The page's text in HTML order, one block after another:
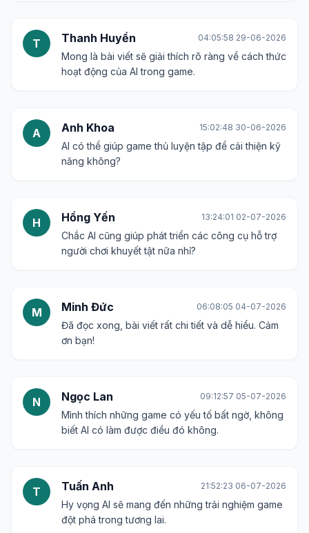
T Thanh Huyền 04:05:58 29-06-2026
Mong là bài viết sẽ giải thích rõ ràng về cách thức
hoạt động của AI trong game.
A Anh Khoa 15:02:48 30-06-2026
AI có thể giúp game thủ luyện tập để cải thiện kỹ
năng không?
H Hồng Yến 13:24:01 02-07-2026
Chắc AI cũng giúp phát triển các công cụ hỗ trợ
người chơi khuyết tật nữa nhỉ?
M Minh Đức 06:08:05 04-07-2026
Đã đọc xong, bài viết rất chi tiết và dễ hiểu. Cảm
ơn bạn!
N Ngọc Lan 09:12:57 05-07-2026
Mình thích những game có yếu tố bất ngờ, không
biết AI có làm được điều đó không.
T Tuấn Anh 21:52:23 06-07-2026
Hy vọng AI sẽ mang đến những trải nghiệm game
đột phá trong tương lai.